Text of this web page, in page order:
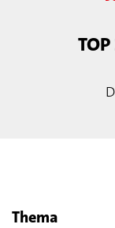
Thema